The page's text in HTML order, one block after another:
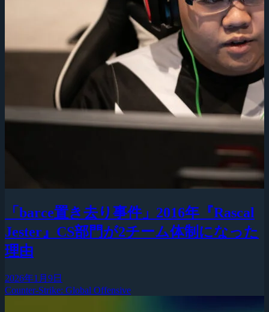
「barce置き去り事件」2016年『Rascal
Jester』CS部門が2チーム体制になった
理由
2026年1月9日
Counter-Strike: Global Offensive